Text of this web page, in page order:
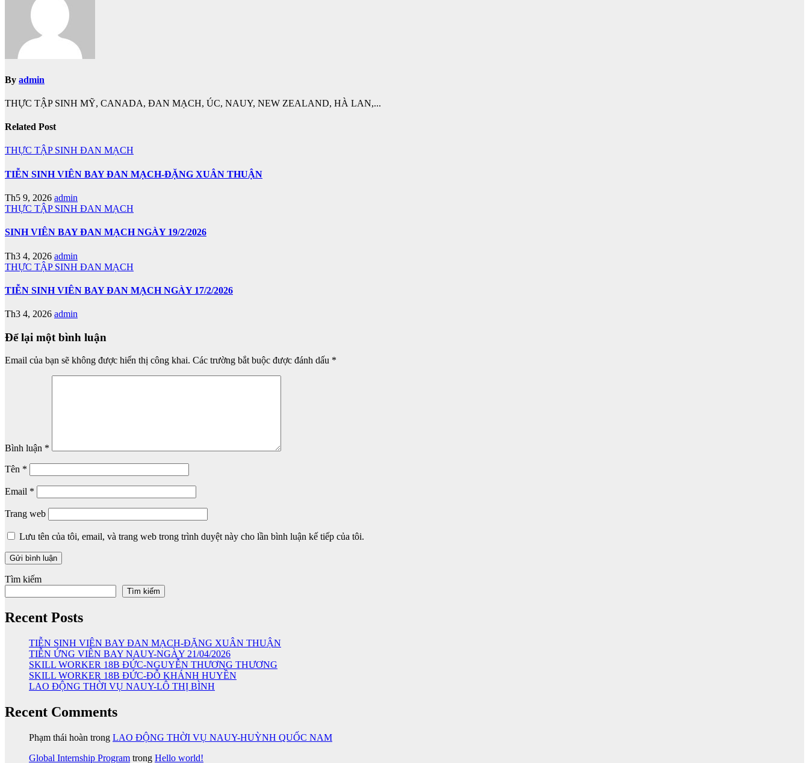
By admin
THỰC TẬP SINH MỸ, CANADA, ĐAN MẠCH, ÚC, NAUY, NEW ZEALAND, HÀ LAN,...
Related Post
THỰC TẬP SINH ĐAN MẠCH
TIỄN SINH VIÊN BAY ĐAN MẠCH-ĐẶNG XUÂN THUẬN
Th5 9, 2026 admin
THỰC TẬP SINH ĐAN MẠCH
SINH VIÊN BAY ĐAN MẠCH NGÀY 19/2/2026
Th3 4, 2026 admin
THỰC TẬP SINH ĐAN MẠCH
TIỄN SINH VIÊN BAY ĐAN MẠCH NGÀY 17/2/2026
Th3 4, 2026 admin
Để lại một bình luận
Email của bạn sẽ không được hiển thị công khai. Các trường bắt buộc được đánh dấu *
Bình luận *
Tên *
Email *
Trang web
Lưu tên của tôi, email, và trang web trong trình duyệt này cho lần bình luận kế tiếp của tôi.
Tìm kiếm
Tìm kiếm
Recent Posts
TIỄN SINH VIÊN BAY ĐAN MẠCH-ĐẶNG XUÂN THUẬN
TIỄN ỨNG VIÊN BAY NAUY-NGÀY 21/04/2026
SKILL WORKER 18B ĐỨC-NGUYỄN THƯƠNG THƯƠNG
SKILL WORKER 18B ĐỨC-ĐỖ KHÁNH HUYỀN
LAO ĐỘNG THỜI VỤ NAUY-LÔ THỊ BÌNH
Recent Comments
Phạm thái hoàn trong LAO ĐỘNG THỜI VỤ NAUY-HUỲNH QUỐC NAM
Global Internship Program trong Hello world!